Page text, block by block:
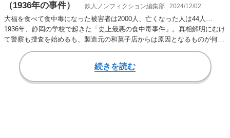
（1936年の事件）
鉄人ノンフィクション編集部 2024/12/02
大福を食べて食中毒になった被害者は2000人、亡くなった人は44人…
1936年、静岡の学校で起きた「史上最悪の食中毒事件」。真相解明にむけ
て警察も捜査を始めるも、製造元の和菓子店からは原因となるものが何も
見つからな…
続きを読む